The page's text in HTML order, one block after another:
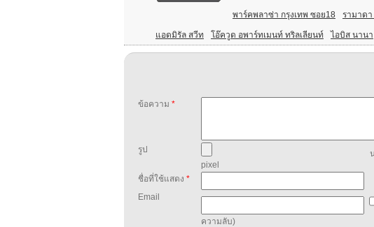
พาร์คพลาซ่า กรุงเทพ ซอย18 รามาด
แอดมิรัล สวีท โอ๊ควูด อพาร์ทเมนท์ ทริลเลียนท์ ไอบิส นานา
ข้อความ *
รูป
pixel
ชื่อที่ใช้แสดง *
Email
ความลับ)